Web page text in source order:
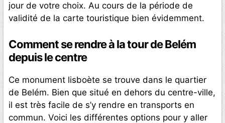
jour de votre choix. Au cours de la période de
validité de la carte touristique bien évidemment.
Comment se rendre à la tour de Belém
depuis le centre
Ce monument lisboète se trouve dans le quartier
de Belém. Bien que situé en dehors du centre-ville,
il est très facile de s’y rendre en transports en
commun. Voici les différentes options pour y aller